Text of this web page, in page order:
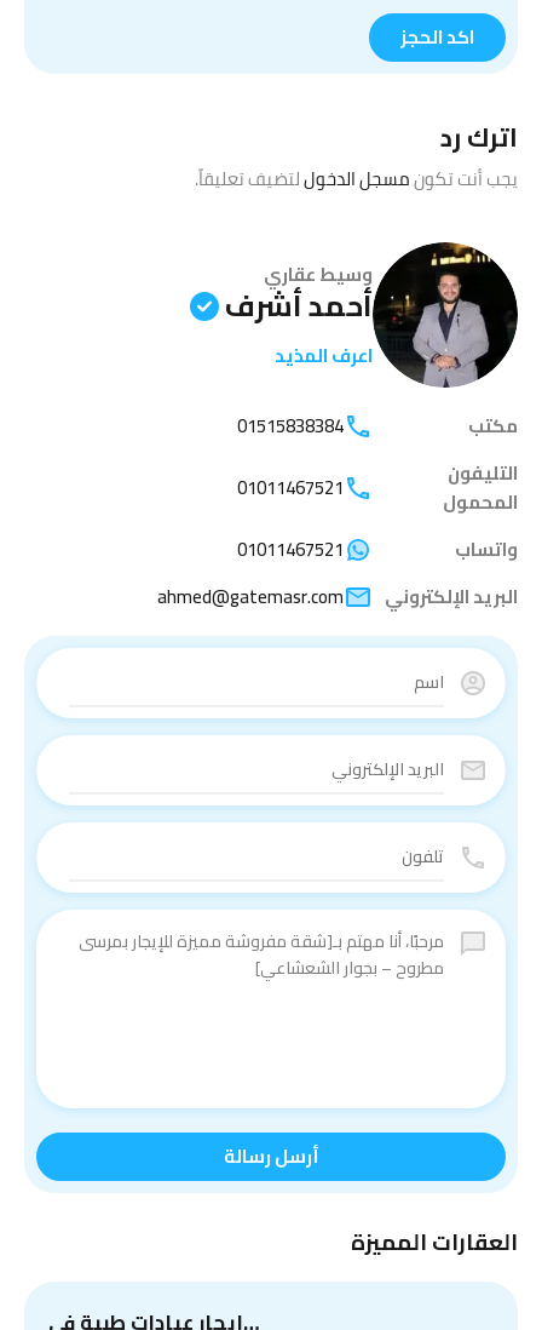
اترك رد
يجب أنت تكونمسجل الدخوللتضيف تعليقاً.
وسيط عقاري
أحمد أشرف
اعرف المذيد
مكتب
01515838384
التليفون
المحمول
01011467521
واتساب
01011467521
البريد الإلكتروني
ahmed@gatemasr.com
أرسل رسالة
العقارات المميزة